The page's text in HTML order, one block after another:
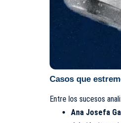
Casos que
Entre los sucesos
Ana Josefa